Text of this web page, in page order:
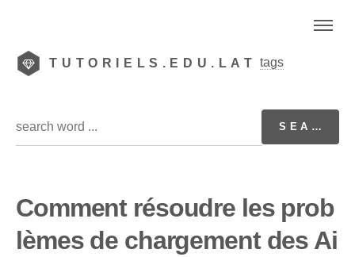
TUTORIELS.EDU.LAT tags
Comment résoudre les prob
lèmes de chargement des Ai